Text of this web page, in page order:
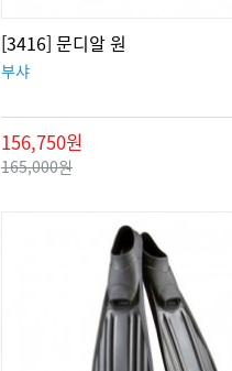
[3416] 문디알 원
부샤
156,750원
165,000원